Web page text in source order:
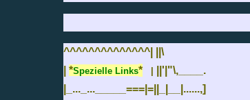
^^^^^^^^^^^^^^| ||\
*Spezielle Links*
||'|"\,____.
|_..._..._____===|=||_|__|......,]